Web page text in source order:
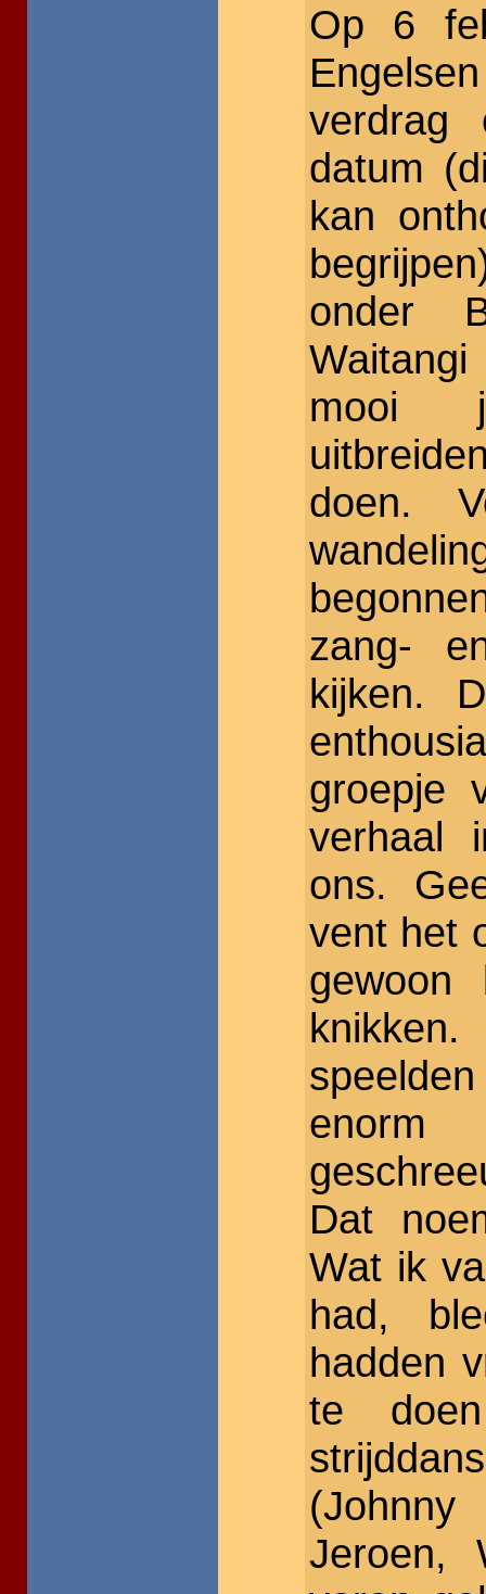
Op 6
verdrag
datum
kan
onder
mooi
doen.
zang-
kijken.
groepje
verhaal
ons.
vent het
gewoon
Dat
Wat ik
had,
hadden
te
Jeroen,